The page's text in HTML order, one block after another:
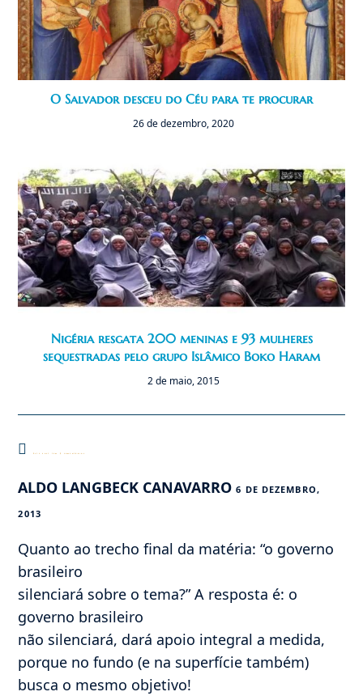
O Salvador desceu do Céu para te procurar
26 de dezembro, 2020
Nigéria resgata 200 meninas e 93 mulheres
sequestradas pelo grupo Islâmico Boko Haram
2 de maio, 2015
Este post tem 9 comentários
ALDO LANGBECK CANAVARRO6 DE DEZEMBRO,
2013
Quanto ao trecho final da matéria: “o governo
brasileiro
silenciará sobre o tema?” A resposta é: o
governo brasileiro
não silenciará, dará apoio integral a medida,
porque no fundo (e na superfície também)
busca o mesmo objetivo!